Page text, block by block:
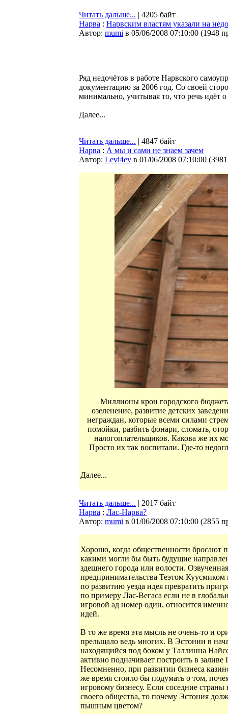
Читать дальше... | 4205 байт
Нарва : Нарвским властям указали на
Автор: mumi в 05/06/2008 07:10:00 (1948
Ряд недочётов в работе Нарвского
документацию за 2006 год. Со своей
минимально, учитывая то, что речь идёт
Далее...
Читать дальше... | 4847 байт
Нарва : А мы и сами не знаем зачем
Автор: Levi4ev в 01/06/2008 07:10:00 (
Миллионы крон городского
озеленение, развитие детских
неграждан, которые всеми силами
помойки, разбить фонари, сломать,
налогоплательщиков. Какова же их
Просто их так воспитали. Где-то
Далее...
Читать дальше... | 2017 байт
Нарва : Лас-Нарва?
Автор: mumi в 01/06/2008 07:10:00 (2855
Хорошо, когда общественности бросают
какими могли бы быть будущие
здешнего города или волости.
предпринимательства Теэтом
по развитию уезда идея превратить
по примеру Лас-Вегаса если не в
игровой ад номер один, относится
идей.
В то же время эта мысль не очень-то и
прельщало ведь многих. В Эстонии в
находящийся под боком у Таллинна
активно подначивает построить в
Несомненно, при развитии бизнеса
же время стоило бы подумать о том,
игровому бизнесу. Если соседние
своего общества, то почему Эстония
пышным цветом?